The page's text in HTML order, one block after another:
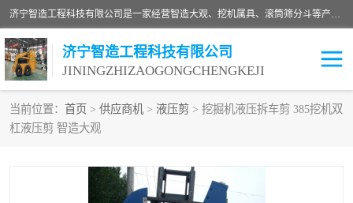
济宁智造工程科技有限公司是一家经营智造大观、挖机属具、滚筒筛分斗等产品的滑移装载机厂家。济宁智造工程科技有限公司奉行以质量赢得用户，诚信为本，互利共赢的宗旨，依靠雄厚的技术力量，科学的管理制度，先进的加工检测设备，始终坚持以客户为中心，免费咨询！
济宁智造工程科技有限公司
JININGZHIZAOGONGCHENGKEJI
当前位置： 首页 > 供应商机 > 液压剪 > 挖掘机液压拆车剪 385挖机双
杠液压剪 智造大观
振动夯
移动破碎机